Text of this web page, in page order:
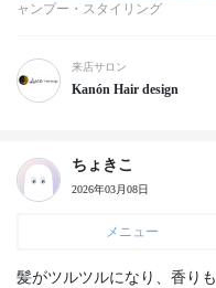
ャンプー・スタイリング
来店サロン
Kanón Hair design
ちょきこ
2026年03月08日
メニュー
髪がツルツルになり、香り